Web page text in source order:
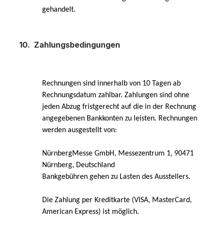
gehandelt.
10. Zahlungsbedingungen
Rechnungen sind innerhalb von 10 Tagen ab
Rechnungsdatum zahlbar. Zahlungen sind ohne
jeden Abzug fristgerecht auf die in der Rechnung
angegebenen Bankkonten zu leisten. Rechnungen
werden ausgestellt von:
NürnbergMesse GmbH, Messezentrum 1, 90471
Nürnberg, Deutschland
Bankgebühren gehen zu Lasten des Ausstellers.
Die Zahlung per Kreditkarte (VISA, MasterCard,
American Express) ist möglich.